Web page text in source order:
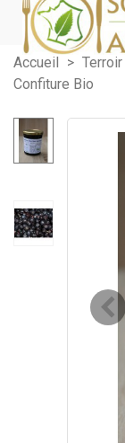
Accueil > Terroir
Confiture Bio